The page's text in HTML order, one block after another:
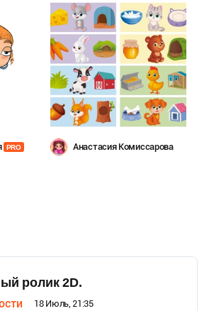
PRO Анастасия Комиссарова
ролик 2D.
18 Июль, 21:35